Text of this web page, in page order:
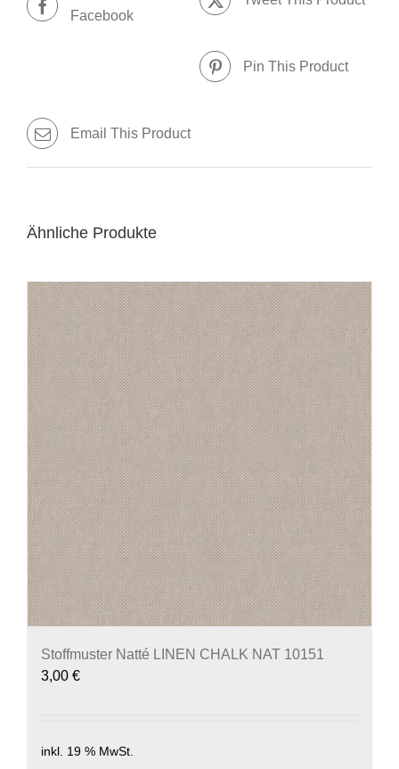
Facebook
Pin This Product
Email This Product
Ähnliche Produkte
Stoffmuster Natté LINEN CHALK NAT 10151
3,00 €
inkl. 19 % MwSt.